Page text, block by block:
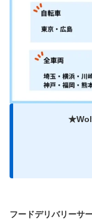
フードデリバリーサ